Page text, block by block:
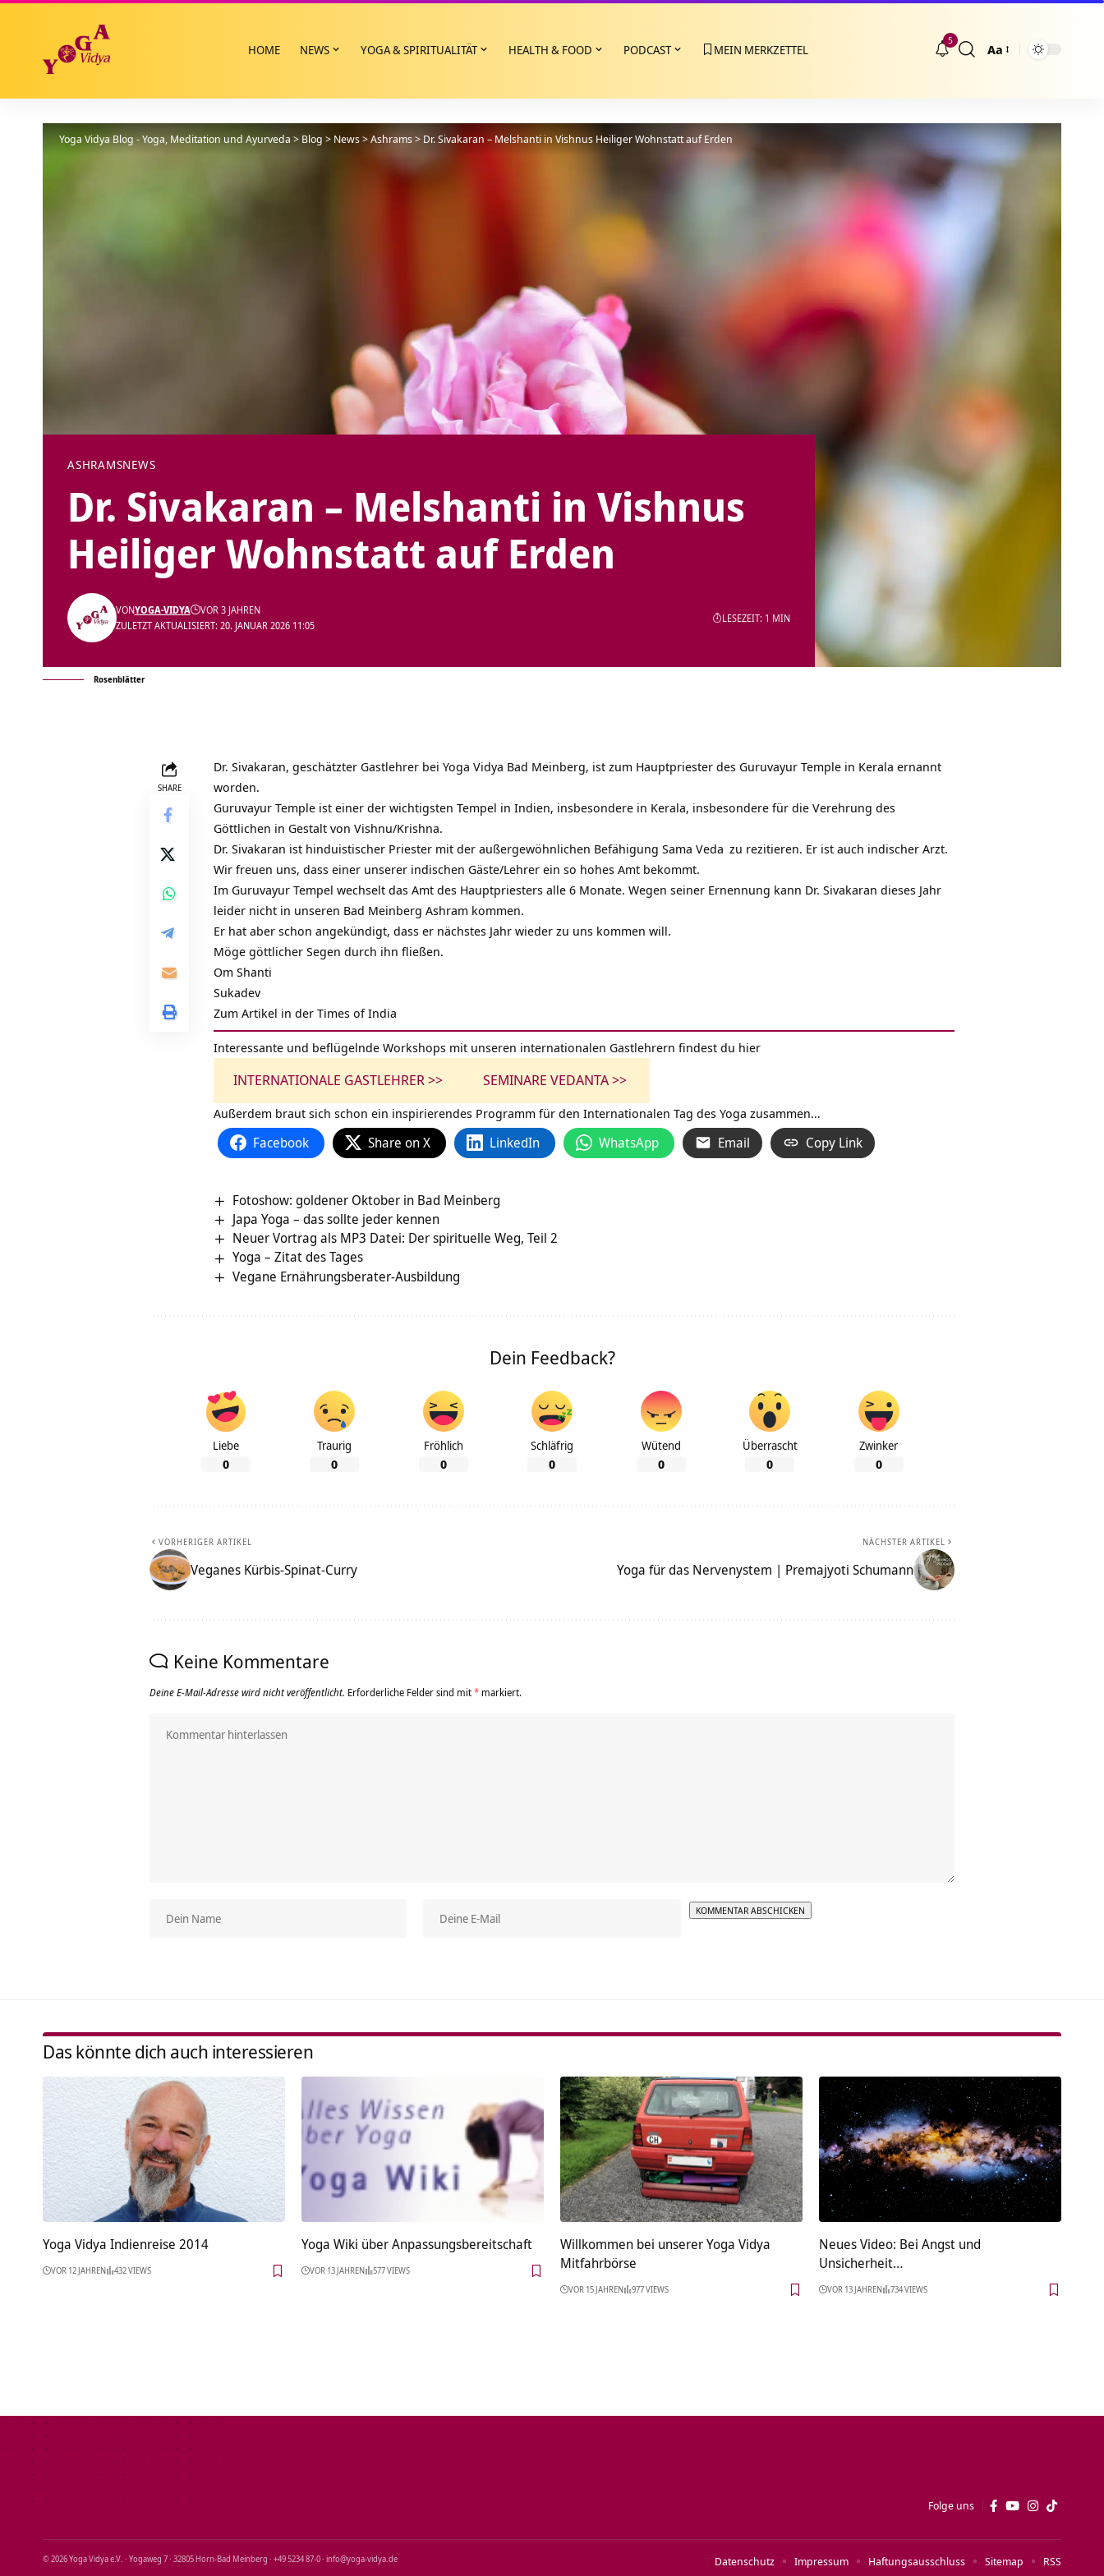
HOME NEWS YOGA & SPIRITUALITÄT HEALTH & FOOD PODCAST MEIN MERKZETTEL
5
Größenänderung
Aa
Yoga Vidya Blog - Yoga, Meditation und Ayurveda > Blog > News>Ashrams> Dr. Sivakaran – Melshanti in Vishnus Heiliger Wohnstatt auf Erden
ASHRAMSNEWS
Dr. Sivakaran – Melshanti in Vishnus
Heiliger Wohnstatt auf Erden
ZULETZT AKTUALISIERT: 20. JANUAR 2026 11:05
VONYOGA-VIDYA VOR 3 JAHREN
LESEZEIT: 1 MIN
Rosenblätter
SHARE
Dr. Sivakaran, geschätzter Gastlehrer bei Yoga Vidya Bad Meinberg, ist zum Hauptpriester des Guruvayur Temple in Kerala ernannt
worden.
Guruvayur Temple ist einer der wichtigsten Tempel in Indien, insbesondere in Kerala, insbesondere für die Verehrung des
Göttlichen in Gestalt von Vishnu/Krishna.
Dr. Sivakaran ist hinduistischer Priester mit der außergewöhnlichen Befähigung Sama Veda zu rezitieren. Er ist auch indischer Arzt.
Wir freuen uns, dass einer unserer indischen Gäste/Lehrer ein so hohes Amt bekommt.
Im Guruvayur Tempel wechselt das Amt des Hauptpriesters alle 6 Monate. Wegen seiner Ernennung kann Dr. Sivakaran dieses Jahr
leider nicht in unseren Bad Meinberg Ashram kommen.
Er hat aber schon angekündigt, dass er nächstes Jahr wieder zu uns kommen will.
Möge göttlicher Segen durch ihn fließen.
Om Shanti
Sukadev
Zum Artikel in der Times of India
Interessante und beflügelnde Workshops mit unseren internationalen Gastlehrern findest du hier
INTERNATIONALE GASTLEHRER >> SEMINARE VEDANTA >>
Außerdem braut sich schon ein inspirierendes Programm für den Internationalen Tag des Yoga zusammen…
Facebook Share on X LinkedIn WhatsApp Email Copy Link
Fotoshow: goldener Oktober in Bad Meinberg
Japa Yoga – das sollte jeder kennen
Neuer Vortrag als MP3 Datei: Der spirituelle Weg, Teil 2
Yoga – Zitat des Tages
Vegane Ernährungsberater-Ausbildung
Dein Feedback?
Liebe
0
Traurig
0
Fröhlich
0
Schläfrig
0
Wütend
0
Überrascht
0
Zwinker
0
VORHERIGER ARTIKEL
Veganes Kürbis-Spinat-Curry
NÄCHSTER ARTIKEL
Yoga für das Nervenystem | Premajyoti Schumann
Keine Kommentare
Deine E-Mail-Adresse wird nicht veröffentlicht. Erforderliche Felder sind mit* markiert.
Das könnte dich auch interessieren
Yoga Vidya Indienreise 2014
VOR 12 JAHREN 432 VIEWS
Yoga Wiki über Anpassungsbereitschaft
VOR 13 JAHREN 577 VIEWS
Willkommen bei unserer Yoga Vidya
Mitfahrbörse
VOR 15 JAHREN 977 VIEWS
Neues Video: Bei Angst und
Unsicherheit…
VOR 13 JAHREN 734 VIEWS
Folge uns
© 2026 Yoga Vidya e.V. · Yogaweg 7 · 32805 Horn‑Bad Meinberg · +49 5234 87‑0 · info@yoga‑vidya.de Datenschutz Impressum Haftungsausschluss Sitemap RSS